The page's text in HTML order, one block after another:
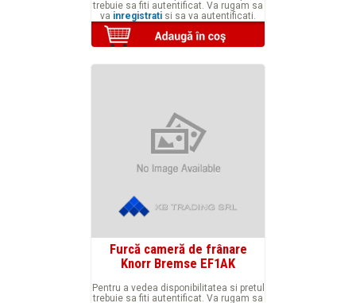
trebuie sa fiti autentificat. Va rugam sa
va inregistrati si sa va autentificati.
Furcă cameră de frânare
Knorr Bremse EF1AK
Pentru a vedea disponibilitatea si pretul
trebuie sa fiti autentificat. Va rugam sa